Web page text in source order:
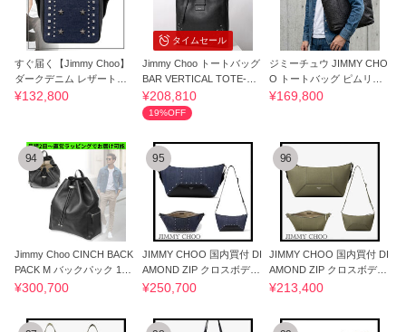
すぐ届く【Jimmy Choo】
ダークデニム レザートリ
ム カメラバッグ
¥132,800
タイムセール
Jimmy Choo トートバッグ
BAR VERTICAL TOTE-M
U ZBC
¥208,810
19%OFF
ジミーチュウ JIMMY CHO
O トートバッグ ピムリコ
トート S
¥169,800
94
Jimmy Choo CINCH BACK
PACK M バックパック 126
808485
¥300,700
95
JIMMY CHOO 国内買付 DI
AMOND ZIP クロスボディ
バッグ
¥250,700
96
JIMMY CHOO 国内買付 DI
AMOND ZIP クロスボディ
バッグ
¥213,400